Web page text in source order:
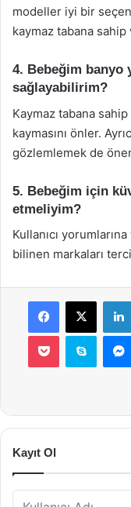
modeller iyi bir
kaymaz tabana
4. Bebeğim banyo
sağlayabilirim?
Kaymaz tabana
kaymasını önler.
gözlemlemek de
5. Bebeğim için
etmeliyim?
Kullanıcı
bilinen markaları
Facebook
X
Pocket Skype
Kayıt Ol